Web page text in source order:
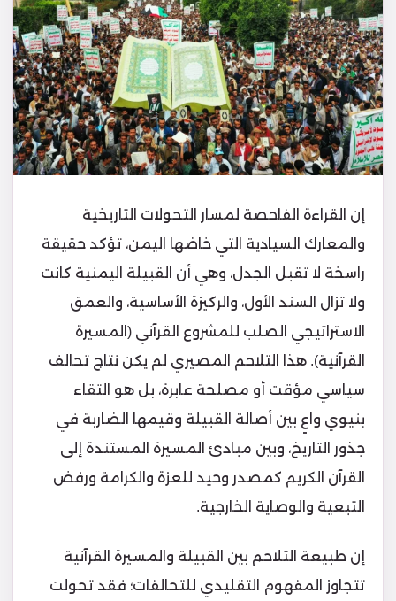
إن القراءة الفاحصة لمسار التحولات التاريخية
والمعارك السيادية التي خاضها اليمن، تؤكد حقيقة
راسخة لا تقبل الجدل، وهي أن القبيلة اليمنية كانت
ولا تزال السند الأول، والركيزة الأساسية، والعمق
الاستراتيجي الصلب للمشروع القرآني (المسيرة
القرآنية). هذا التلاحم المصيري لم يكن نتاج تحالف
سياسي مؤقت أو مصلحة عابرة، بل هو التقاء
بنيوي واعٍ بين أصالة القبيلة وقيمها الضاربة في
جذور التاريخ، وبين مبادئ المسيرة المستندة إلى
القرآن الكريم كمصدر وحيد للعزة والكرامة ورفض
التبعية والوصاية الخارجية.
إن طبيعة التلاحم بين القبيلة والمسيرة القرآنية
تتجاوز المفهوم التقليدي للتحالفات؛ فقد تحولت